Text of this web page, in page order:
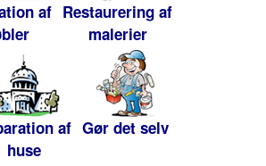
af Restaurering af
malerier
af
huse
Gør det selv